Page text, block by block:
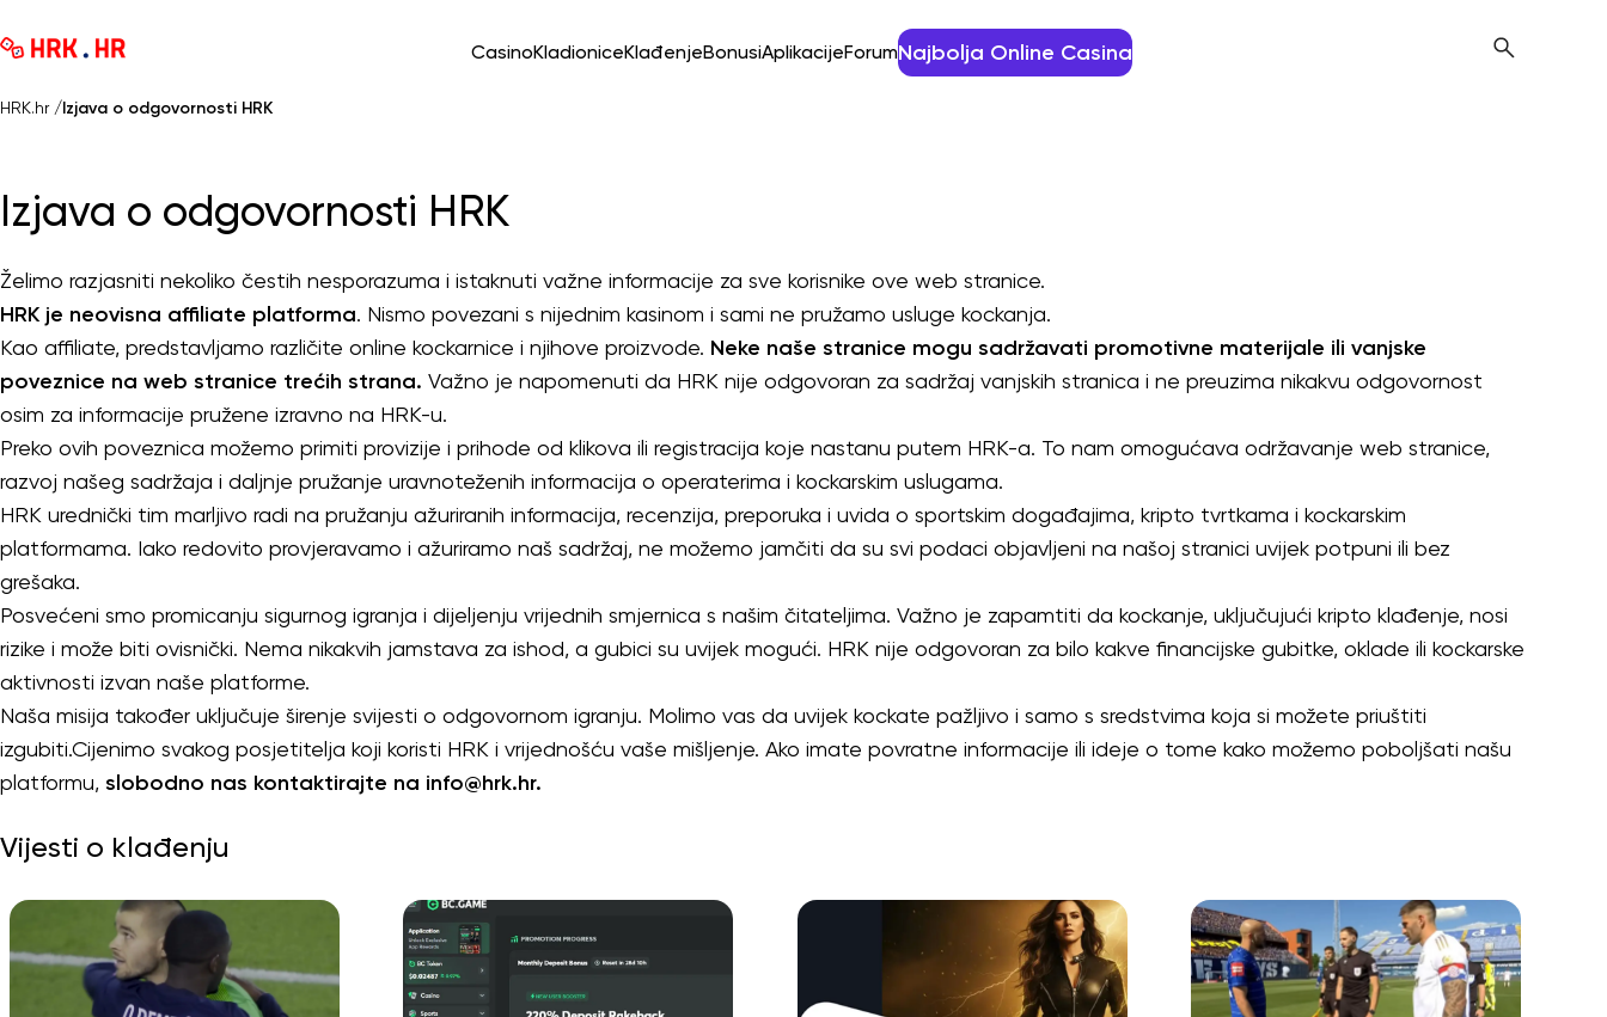
CasinoKladioniceKlađenjeBonusiAplikacijeForumNajbolja Online Casina
HRK.hr /Izjava o odgovornosti HRK
Izjava o odgovornosti HRK
Želimo razjasniti nekoliko čestih nesporazuma i istaknuti važne informacije za sve korisnike ove web stranice.
HRK je neovisna affiliate platforma. Nismo povezani s nijednim kasinom i sami ne pružamo usluge kockanja.
Kao affiliate, predstavljamo različite online kockarnice i njihove proizvode. Neke naše stranice mogu sadržavati promotivne materijale ili vanjske
poveznice na web stranice trećih strana. Važno je napomenuti da HRK nije odgovoran za sadržaj vanjskih stranica i ne preuzima nikakvu odgovornost
osim za informacije pružene izravno na HRK-u.
Preko ovih poveznica možemo primiti provizije i prihode od klikova ili registracija koje nastanu putem HRK-a. To nam omogućava održavanje web stranice,
razvoj našeg sadržaja i daljnje pružanje uravnoteženih informacija o operaterima i kockarskim uslugama.
HRK urednički tim marljivo radi na pružanju ažuriranih informacija, recenzija, preporuka i uvida o sportskim događajima, kripto tvrtkama i kockarskim
platformama. Iako redovito provjeravamo i ažuriramo naš sadržaj, ne možemo jamčiti da su svi podaci objavljeni na našoj stranici uvijek potpuni ili bez
grešaka.
Posvećeni smo promicanju sigurnog igranja i dijeljenju vrijednih smjernica s našim čitateljima. Važno je zapamtiti da kockanje, uključujući kripto klađenje, nosi
rizike i može biti ovisnički. Nema nikakvih jamstava za ishod, a gubici su uvijek mogući. HRK nije odgovoran za bilo kakve financijske gubitke, oklade ili kockarske
aktivnosti izvan naše platforme.
Naša misija također uključuje širenje svijesti o odgovornom igranju. Molimo vas da uvijek kockate pažljivo i samo s sredstvima koja si možete priuštiti
izgubiti.Cijenimo svakog posjetitelja koji koristi HRK i vrijednošću vaše mišljenje. Ako imate povratne informacije ili ideje o tome kako možemo poboljšati našu
platformu, slobodno nas kontaktirajte na info@hrk.hr.
Vijesti o klađenju